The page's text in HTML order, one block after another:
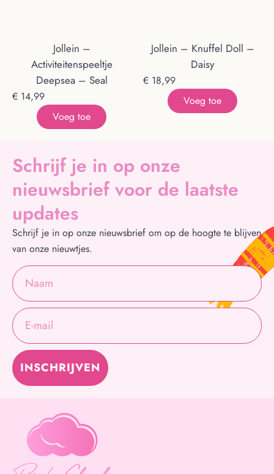
Jollein –
Activiteitenspeeltje
Deepsea – Seal
€ 14,99
Voeg toe
Jollein – Knuffel Doll –
Daisy
€ 18,99
Voeg toe
Schrijf je in op onze
nieuwsbrief voor de laatste
updates
Schrijf je in op onze nieuwsbrief om op de hoogte te blijven
van onze nieuwtjes.
INSCHRIJVEN